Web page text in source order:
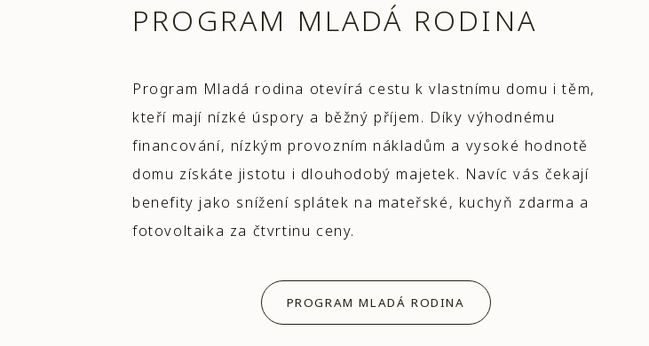
PROGRAM MLADÁ RODINA
Program Mladá rodina otevírá cestu k vlastnímu domu i těm,
kteří mají nízké úspory a běžný příjem. Díky výhodnému
financování, nízkým provozním nákladům a vysoké hodnotě
domu získáte jistotu i dlouhodobý majetek. Navíc vás čekají
benefity jako snížení splátek na mateřské, kuchyň zdarma a
fotovoltaika za čtvrtinu ceny.
PROGRAM MLADÁ RODINA